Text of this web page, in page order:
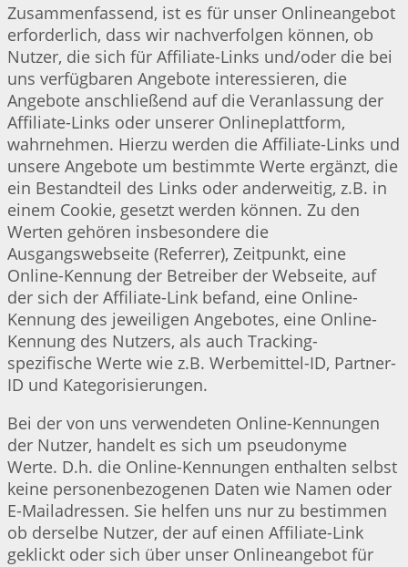
Zusammenfassend, ist es für unser Onlineangebot
erforderlich, dass wir nachverfolgen können, ob
Nutzer, die sich für Affiliate-Links und/oder die bei
uns verfügbaren Angebote interessieren, die
Angebote anschließend auf die Veranlassung der
Affiliate-Links oder unserer Onlineplattform,
wahrnehmen. Hierzu werden die Affiliate-Links und
unsere Angebote um bestimmte Werte ergänzt, die
ein Bestandteil des Links oder anderweitig, z.B. in
einem Cookie, gesetzt werden können. Zu den
Werten gehören insbesondere die
Ausgangswebseite (Referrer), Zeitpunkt, eine
Online-Kennung der Betreiber der Webseite, auf
der sich der Affiliate-Link befand, eine Online-
Kennung des jeweiligen Angebotes, eine Online-
Kennung des Nutzers, als auch Tracking-
spezifische Werte wie z.B. Werbemittel-ID, Partner-
ID und Kategorisierungen.
Bei der von uns verwendeten Online-Kennungen
der Nutzer, handelt es sich um pseudonyme
Werte. D.h. die Online-Kennungen enthalten selbst
keine personenbezogenen Daten wie Namen oder
E-Mailadressen. Sie helfen uns nur zu bestimmen
ob derselbe Nutzer, der auf einen Affiliate-Link
geklickt oder sich über unser Onlineangebot für